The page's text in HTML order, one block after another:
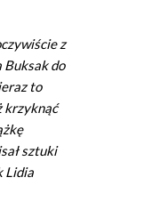
z
Buksak do
to
krzyknąć
sztuki
Lidia